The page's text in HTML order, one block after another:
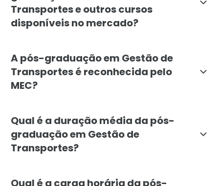
Transportes e outros cursos
disponíveis no mercado?
A pós-graduação em Gestão de
Transportes é reconhecida pelo
MEC?
Qual é a duração média da pós-
graduação em Gestão de
Transportes?
Qual é a carga horária da pós-